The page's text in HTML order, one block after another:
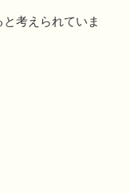
考えられていま